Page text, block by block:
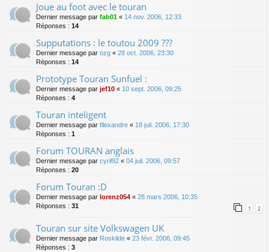
Joue au foot avec le touran
Dernier message par fab01 « 14 nov. 2006, 12:33
Réponses : 14
Supputations : le toutou 2009 ???
Dernier message par ozg « 28 oct. 2006, 23:30
Réponses : 14
Prototype Touran Sunfuel :
Dernier message par jef10 « 10 sept. 2006, 09:25
Réponses : 4
Touran inteligent
Dernier message par filexandre « 18 juil. 2006, 17:30
Réponses : 1
Forum TOURAN anglais
Dernier message par cyril92 « 04 juil. 2006, 09:57
Réponses : 20
Forum Touran :D
Dernier message par lorenz054 « 28 mars 2006, 10:35
Réponses : 31 1 2
Touran sur site Volkswagen UK
Dernier message par Roskilde « 23 févr. 2006, 09:45
Réponses : 3